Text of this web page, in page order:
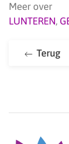
Meer over
LUNTEREN,
Terug